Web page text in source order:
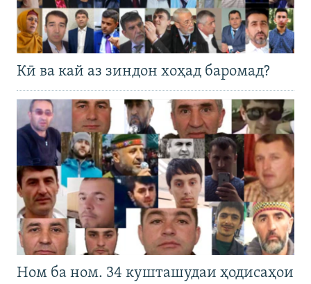
Кӣ ва кай аз зиндон хоҳад баромад?
Ном ба ном. 34 кушташудаи ҳодисаҳои